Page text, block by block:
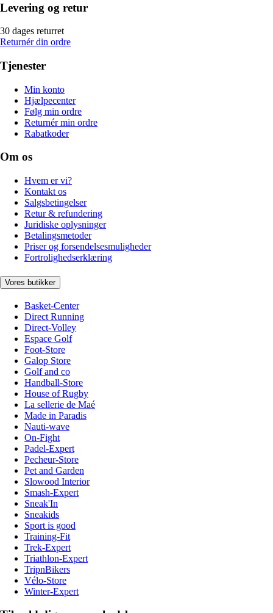
Levering og retur
30 dages returret
Returnér din ordre
Tjenester
Min konto
Hjælpecenter
Følg min ordre
Returnér min ordre
Rabatkoder
Om os
Hvem er vi?
Kontakt os
Salgsbetingelser
Retur & refundering
Juridiske oplysninger
Betalingsmetoder
Priser og forsendelsesmuligheder
Fortrolighedserklæring
Vores butikker
Basket-Center
Direct Running
Direct-Volley
Espace Golf
Foot-Store
Galop Store
Golf and co
Handball-Store
House of Rugby
La sellerie de Maé
Made in Paradis
Nauti-wave
On-Fight
Padel-Expert
Pecheur-Store
Pet and Garden
Slowood Interior
Smash-Expert
Sneak'In
Sneakids
Sport is good
Training-Fit
Trek-Expert
Triathlon-Expert
TripnBikers
Vélo-Store
Winter-Expert